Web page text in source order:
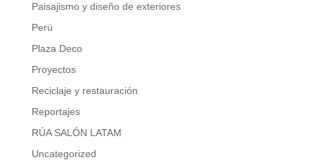
Paisajismo y diseño de exteriores
Perú
Plaza Deco
Proyectos
Reciclaje y restauración
Reportajes
RÚA SALÓN LATAM
Uncategorized